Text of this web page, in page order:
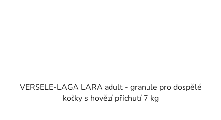
VERSELE-LAGA LARA adult - granule pro dospělé
kočky s hovězí příchutí 7 kg